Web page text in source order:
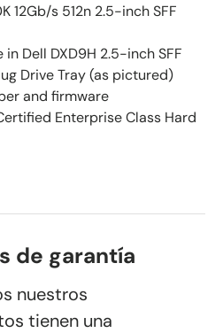
12Gb/s 512n 2.5-inch SFF
Dell DXD9H 2.5-inch SFF
Drive Tray (as pictured)
and firmware
Enterprise Class Hard
de garantía
nuestros
tienen una